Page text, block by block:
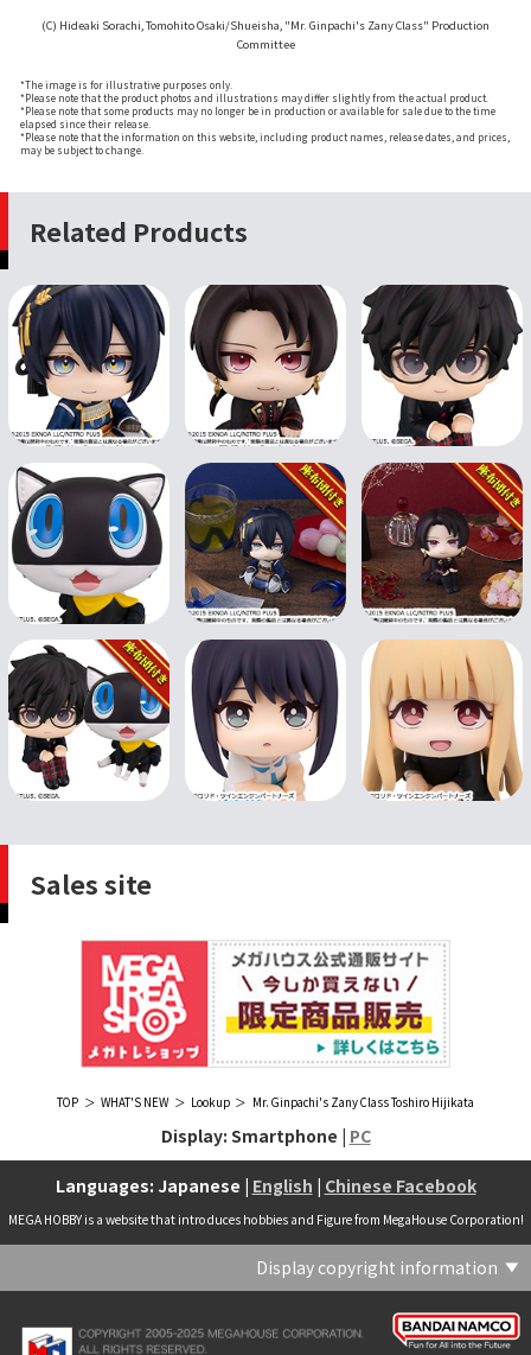
(C) Hideaki Sorachi, Tomohito Osaki/Shueisha, "Mr. Ginpachi's Zany Class" Production
Committee
*The image is for illustrative purposes only.
*Please note that the product photos and illustrations may differ slightly from the actual product.
*Please note that some products may no longer be in production or available for sale due to the time
elapsed since their release.
*Please note that the information on this website, including product names, release dates, and prices,
may be subject to change.
Related Products
Sales site
TOP WHAT'S NEW Lookup Mr. Ginpachi's Zany Class Toshiro Hijikata
Display: Smartphone | PC
Languages: Japanese | English | Chinese Facebook
MEGA HOBBY is a website that introduces hobbies and Figure from MegaHouse Corporation!
Display copyright information